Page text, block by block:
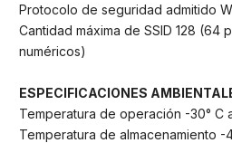
Protocolo de seguridad admitido
Cantidad máxima de SSID 128 (64
numéricos)
ESPECIFICACIONES
Temperatura de operación -30° C
Temperatura de almacenamiento -